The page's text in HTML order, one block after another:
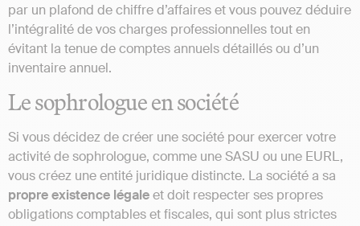
par un plafond de chiffre d’affaires et vous pouvez déduire
l’intégralité de vos charges professionnelles tout en
évitant la tenue de comptes annuels détaillés ou d’un
inventaire annuel.
Le sophrologue en société
Si vous décidez de créer une société pour exercer votre
activité de sophrologue, comme une SASU ou une EURL,
vous créez une entité juridique distincte. La société a sa
propre existence légaleet doit respecter ses propres
obligations comptables et fiscales, qui sont plus strictes